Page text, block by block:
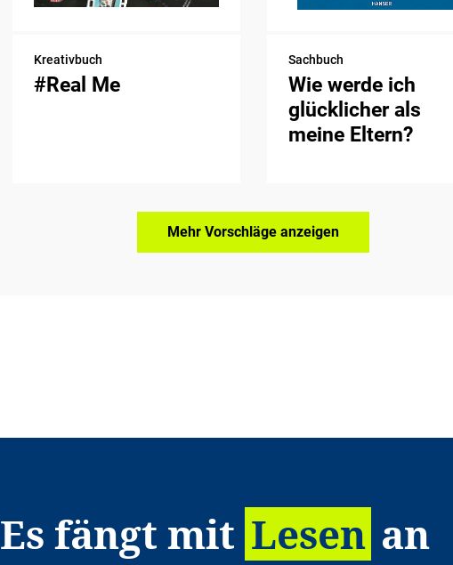
Kreativbuch
#Real Me
Sachbuch
Wie werde ich
glücklicher als
meine Eltern?
Mehr Vorschläge anzeigen
Es fängt mit Lesen an